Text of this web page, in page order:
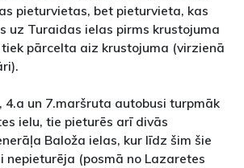
pieturvietas, bet pieturvieta, kas
uz Turaidas ielas pirms krustojuma
pārcelta aiz krustojuma (virzienā
4.a un 7.maršruta autobusi turpmāk
ielu, tie pieturēs arī divās
Baloža ielas, kur līdz šim šie
nepieturēja (posmā no Lazaretes